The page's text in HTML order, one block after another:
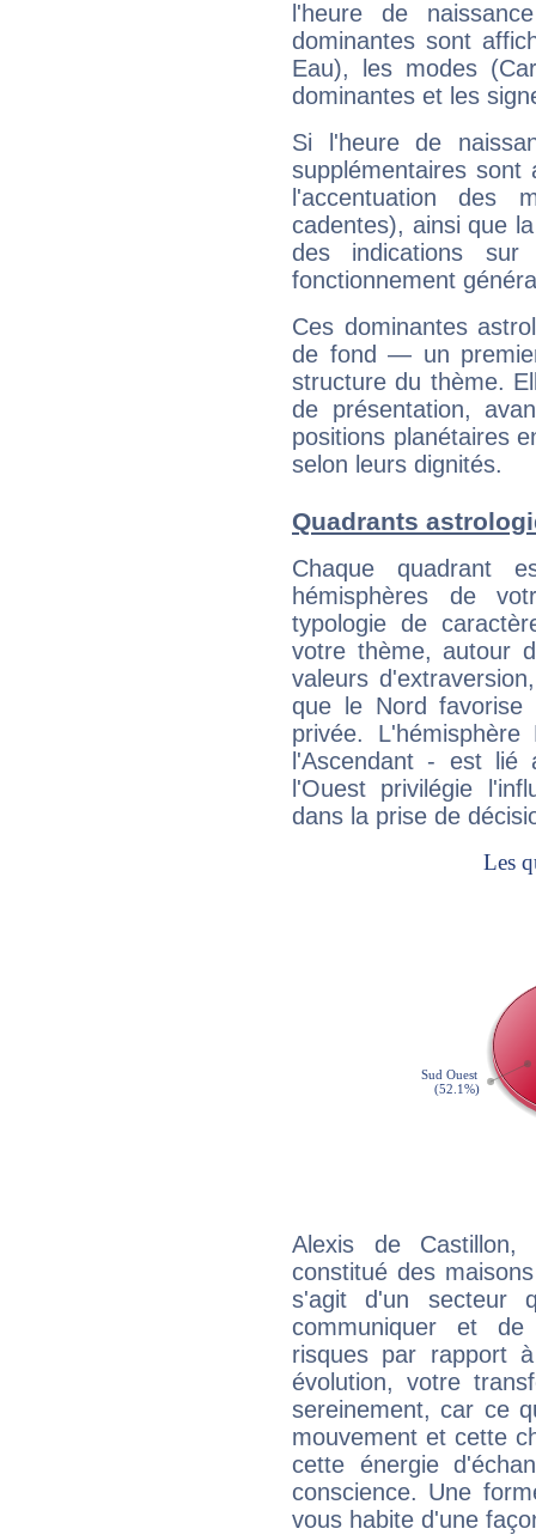
l'heure de
dominantes sont
Eau), les modes
dominantes et les
Si l'heure de
supplémentaires sont
l'accentuation des
cadentes), ainsi que
des indications sur
fonctionnement
Ces dominantes
de fond — un
structure du thème.
de présentation,
positions planétaires
selon leurs dignités.
Quadrants
Chaque quadrant
hémisphères de
typologie de
votre thème, autour
valeurs
que le Nord favorise
privée.
l'Ascendant - est
l'Ouest privilégie
dans la prise de
Alexis de
constitué des
s'agit d'un secteur
communiquer et
risques par rapport
évolution, votre
sereinement, car ce
mouvement et cette
cette énergie
conscience. Une
vous habite d'une